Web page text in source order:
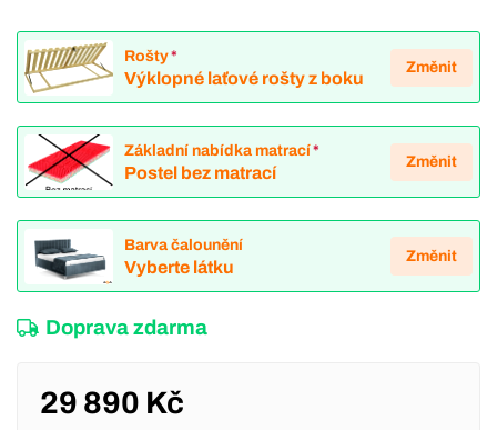
Rošty*
Výklopné laťové rošty z boku
Změnit
Základní nabídka matrací*
Postel bez matrací
Změnit
Barva čalounění
Vyberte látku
Změnit
Doprava zdarma
29 890 Kč